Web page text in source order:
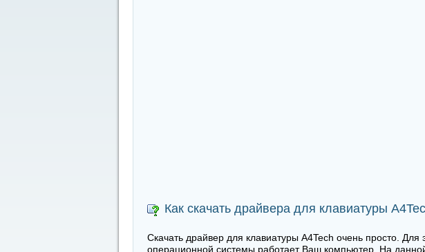
Как скачать драйвера для клавиатуры
Скачать драйвер для клавиатуры A4Tech очень просто.
операционной системы работает Ваш компьютер. На